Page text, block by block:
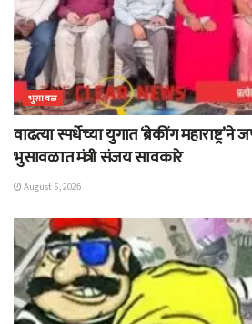
भुसावळ
वाढत्या स्पर्धेच्या युगात ‘ब्रेकींग
भुसावळात मंत्री संजय सावकारे
August 5, 2026